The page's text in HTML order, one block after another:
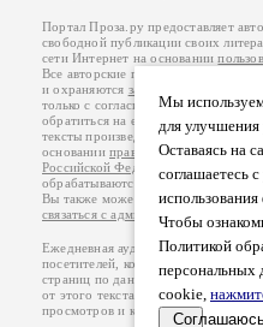
Мы
для улучшения
Оставаясь на
соглашаетесь
Чтобы
Политикой
персональных
cookie,
Портал Проза.ру предоставляет
свободной публикации своих
сети Интернет на основании
Все авторские права на
и охраняются законом
.
только с согласия его автора, к
обратиться на его авторской
тексты произведений авторы несут
основанииправил публикациии
Российской Федерации
обрабатываются на основании
Вы также можете посмотреть
связаться с администрацией
Ежедневная аудитория портала
посетителей, которые в общей
страниц по данным счетчика
от этого текста. В каждой графе
просмотров и количество